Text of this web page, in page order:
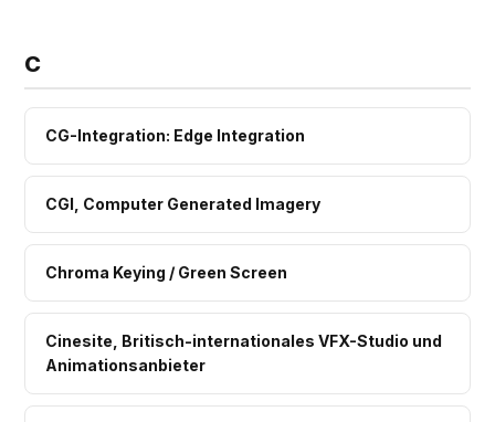
C
CG-Integration: Edge Integration
CGI, Computer Generated Imagery
Chroma Keying / Green Screen
Cinesite, Britisch-internationales VFX-Studio und
Animationsanbieter